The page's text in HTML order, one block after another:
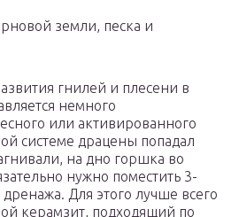
земли, песка и
гнилей и плесени в
немного
или активированного
системе драцены попадал
на дно горшка во
нужно поместить 3-
Для этого лучше всего
керамзит, подходящий по